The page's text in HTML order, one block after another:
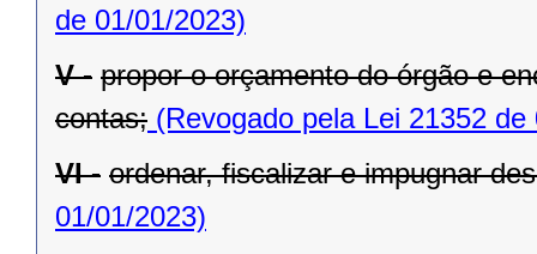
de 01/01/2023)
V - propor o orçamento do órgão e
contas; (Revogado pela Lei 21352 de
VI - ordenar, fiscalizar e impugnar
01/01/2023)